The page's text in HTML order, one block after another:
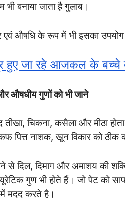
बनाया जाता है़ गुलाब।
एवं औषधि के रूप में भी इसका उपयोग
हुए जा रहे आजकल के
औषधीय गुणों को भी जाने
तीखा, चिकना, कसैला और मीठा
पित्त नाशक, खून विकार को ठीक
से दिल, दिमाग और अमाशय की
गुण भी होते हैं। जो पेट को
मदद करते है।